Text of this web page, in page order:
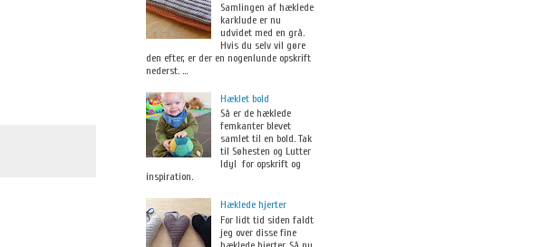
Samlingen af hæklede
karklude er nu
udvidet med en grå.
Hvis du selv vil gøre
den efter, er der en nogenlunde opskrift
nederst. ...
Hæklet bold
Så er de hæklede
femkanter blevet
samlet til en bold. Tak
til Søhesten og Lutter
Idyl for opskrift og
inspiration.
Hæklede hjerter
For lidt tid siden faldt
jeg over disse fine